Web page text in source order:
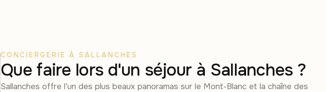
CONCIERGERIE À SALLANCHES
Que faire lors d'un séjour à Sallanches ?
Sallanches offre l’un des plus beaux panoramas sur le Mont-Blanc et la chaîne des